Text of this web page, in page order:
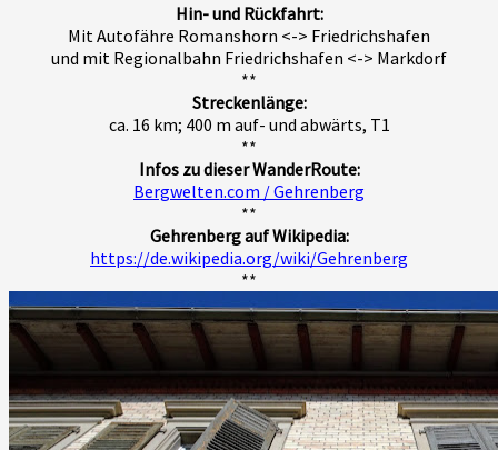
Hin- und Rückfahrt:
Mit Autofähre Romanshorn <-> Friedrichshafen
und mit Regionalbahn Friedrichshafen <-> Markdorf
**
Streckenlänge:
ca. 16 km; 400 m auf- und abwärts, T1
**
Infos zu dieser WanderRoute:
Bergwelten.com / Gehrenberg
**
Gehrenberg auf Wikipedia:
https://de.wikipedia.org/wiki/Gehrenberg
**